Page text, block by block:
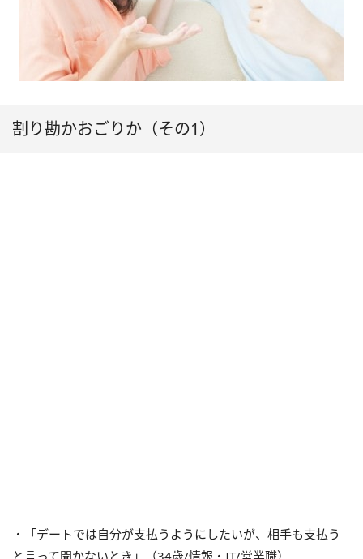
割り勘かおごりか（その1）
・「デートでは自分が支払うようにしたいが、相手も支払う
と言って聞かないとき」（34歳/情報・IT/営業職）